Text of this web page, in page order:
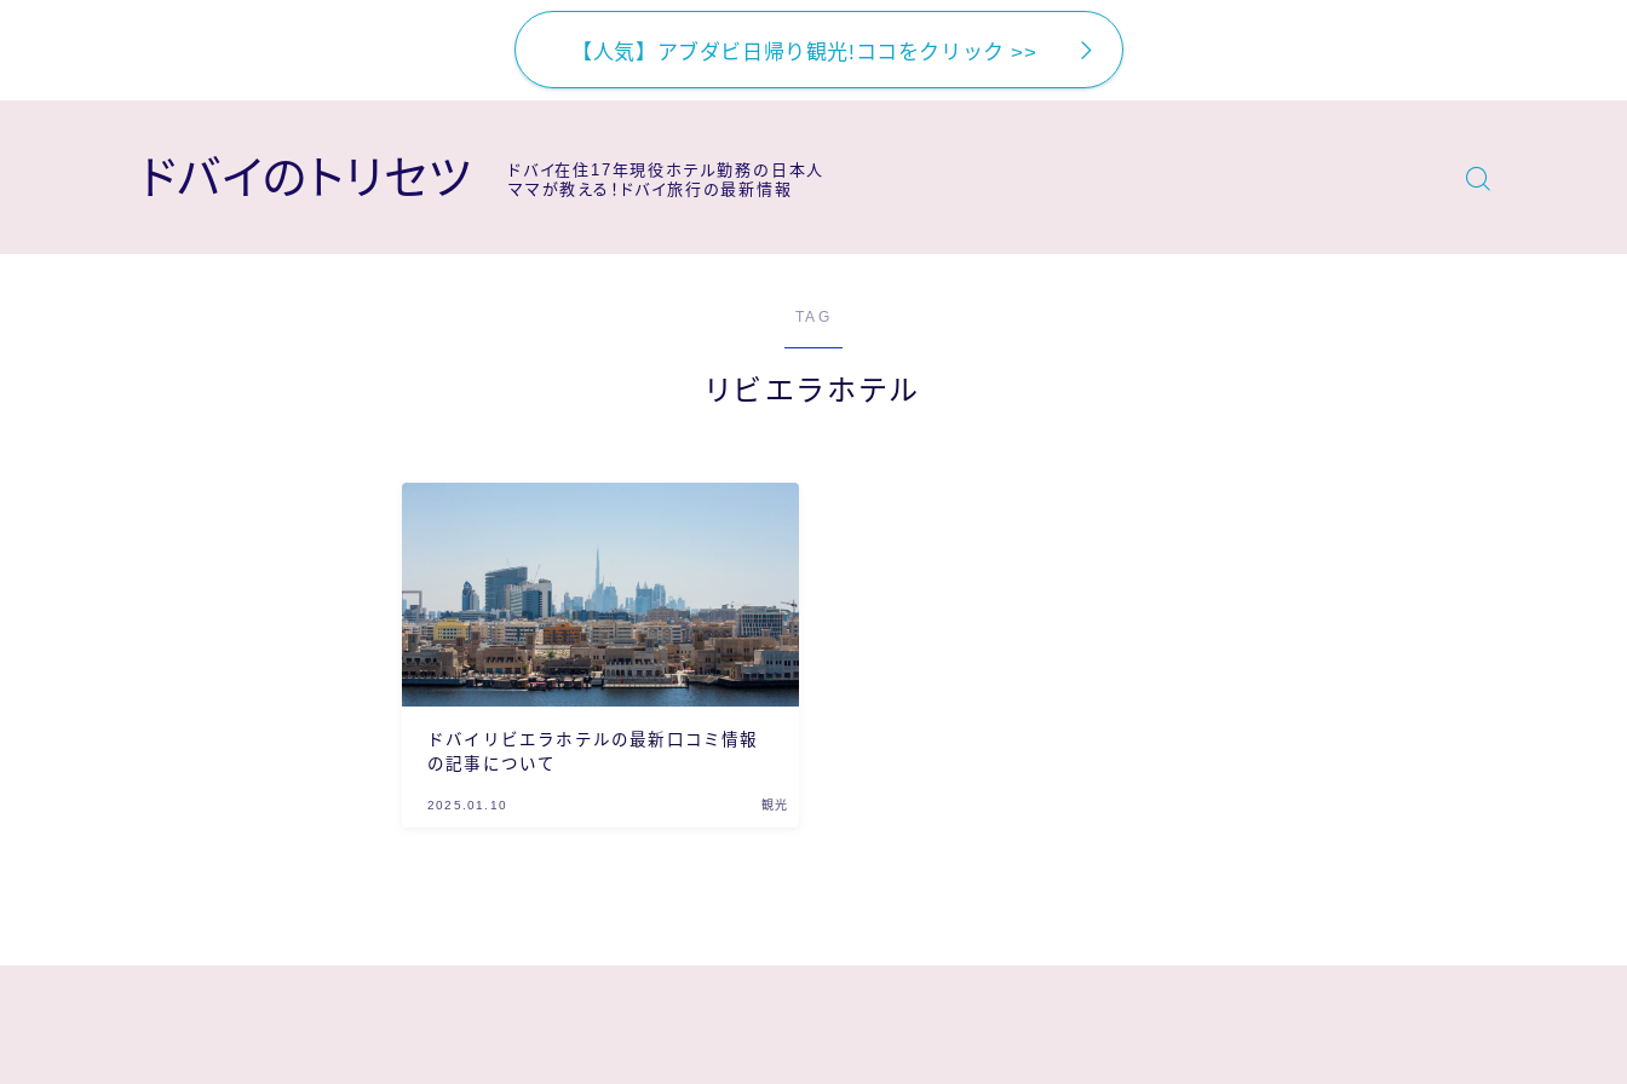
【人気】アブダビ日帰り観光!ココをクリック >>
ドバイのトリセツ
ドバイ在住17年現役ホテル勤務の日本人
ママが教える！ドバイ旅行の最新情報
TAG
リビエラホテル
ドバイリビエラホテルの最新口コミ情報
の記事について
2025.01.10 観光